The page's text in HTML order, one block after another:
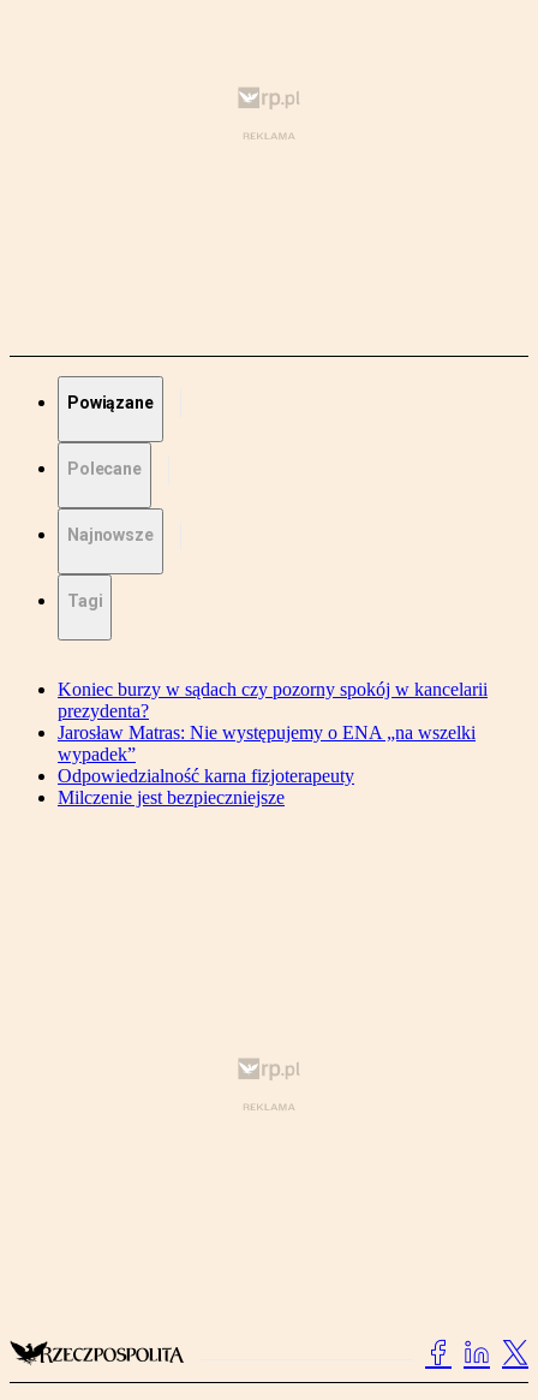
Powiązane
Polecane
Najnowsze
Tagi
Koniec burzy w sądach czy pozorny spokój w kancelarii
prezydenta?
Jarosław Matras: Nie występujemy o ENA „na wszelki
wypadek”
Odpowiedzialność karna fizjoterapeuty
Milczenie jest bezpieczniejsze